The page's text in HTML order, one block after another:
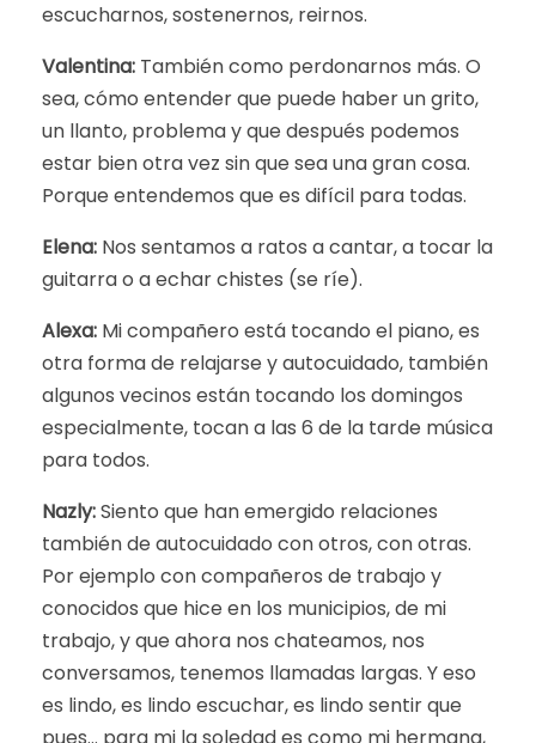
escucharnos, sostenernos, reirnos.
Valentina: También como perdonarnos más. O
sea, cómo entender que puede haber un grito,
un llanto, problema y que después podemos
estar bien otra vez sin que sea una gran cosa.
Porque entendemos que es difícil para todas.
Elena: Nos sentamos a ratos a cantar, a tocar la
guitarra o a echar chistes (se ríe).
Alexa: Mi compañero está tocando el piano, es
otra forma de relajarse y autocuidado, también
algunos vecinos están tocando los domingos
especialmente, tocan a las 6 de la tarde música
para todos.
Nazly:Siento que han emergido relaciones
también de autocuidado con otros, con otras.
Por ejemplo con compañeros de trabajo y
conocidos que hice en los municipios, de mi
trabajo, y que ahora nos chateamos, nos
conversamos, tenemos llamadas largas. Y eso
es lindo, es lindo escuchar, es lindo sentir que